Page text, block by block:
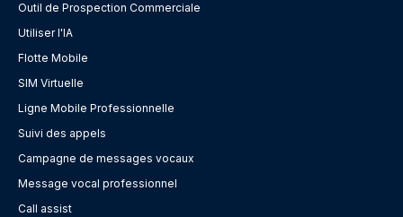
Outil de Prospection Commerciale
Utiliser l'IA
Flotte Mobile
SIM Virtuelle
Ligne Mobile Professionnelle
Suivi des appels
Campagne de messages vocaux
Message vocal professionnel
Call assist